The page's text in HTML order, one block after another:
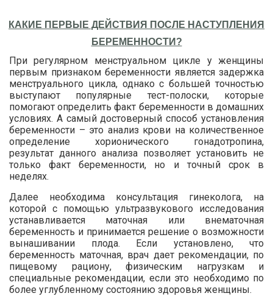
КАКИЕ ПЕРВЫЕ ДЕЙСТВИЯ ПОСЛЕ НАСТУПЛЕНИЯ
БЕРЕМЕННОСТИ?
При регулярном менструальном цикле у женщины
первым признаком беременности является задержка
менструального цикла, однако с большей точностью
выступают популярные тест-полоски, которые
помогают определить факт беременности в домашних
условиях. А самый достоверный способ установления
беременности – это анализ крови на количественное
определение хорионического гонадотропина,
результат данного анализа позволяет установить не
только факт беременности, но и точный срок в
неделях.
Далее необходима консультация гинеколога, на
которой с помощью ультразвукового исследования
устанавливается маточная или внематочная
беременность и принимается решение о возможности
вынашивании плода. Если установлено, что
беременность маточная, врач дает рекомендации, по
пищевому рациону, физическим нагрузкам и
специальные рекомендации, если это необходимо по
более углубленному состоянию здоровья женщины.